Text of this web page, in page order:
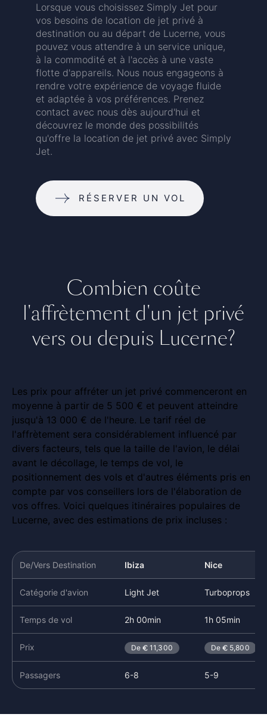
Lorsque vous choisissez Simply Jet pour
vos besoins de location de jet privé à
destination ou au départ de Lucerne, vous
pouvez vous attendre à un service unique,
à la commodité et à l'accès à une vaste
flotte d'appareils. Nous nous engageons à
rendre votre expérience de voyage fluide
et adaptée à vos préférences. Prenez
contact avec nous dès aujourd'hui et
découvrez le monde des possibilités
qu'offre la location de jet privé avec Simply
Jet.
RÉSERVER UN VOL
Combien coûte
l'affrètement d'un jet privé
vers ou depuis Lucerne?
Les prix pour affréter un jet privé commenceront en
moyenne à partir de 5 500 € et peuvent atteindre
jusqu'à 13 000 € de l'heure. Le tarif réel de
l'affrètement sera considérablement influencé par
divers facteurs, tels que la taille de l'avion, le délai
avant le décollage, le temps de vol, le
positionnement des vols et d'autres éléments pris en
compte par vos conseillers lors de l'élaboration de
vos offres. Voici quelques itinéraires populaires de
Lucerne, avec des estimations de prix incluses :
De/Vers Destination Ibiza Nice
Catégorie d'avion Light Jet Turboprops
Temps de vol 2h 00min 1h 05min
Prix De 11,300 De 5,800
Passagers 6-8 5-9